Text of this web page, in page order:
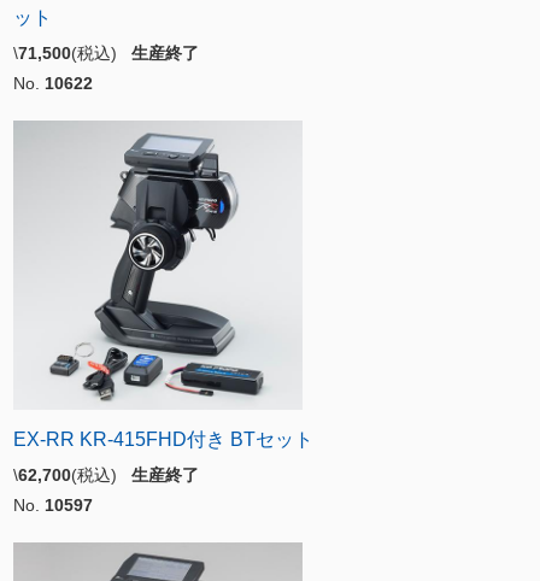
ット
\71,500(税込) 生産終了
No. 10622
EX-RR KR-415FHD付き BTセット
\62,700(税込) 生産終了
No. 10597